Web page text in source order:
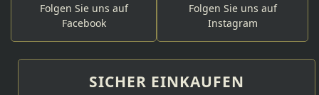
Folgen Sie uns auf
Facebook
Folgen Sie uns auf
Instagram
SICHER EINKAUFEN